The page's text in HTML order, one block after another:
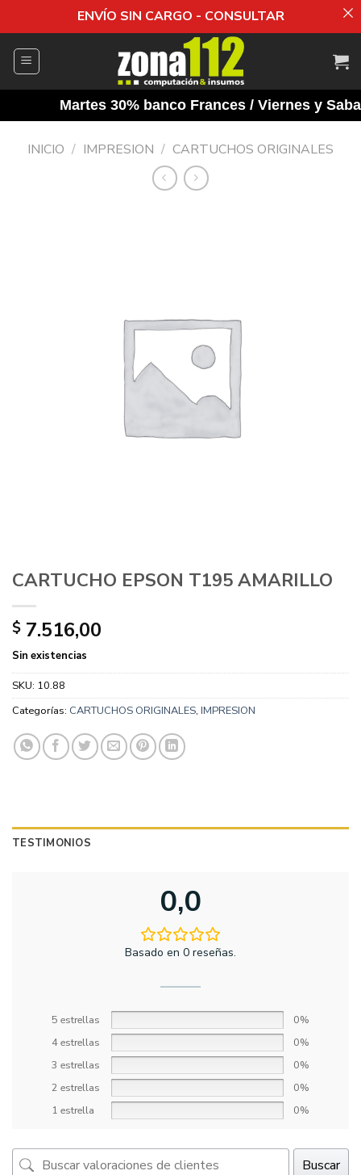
ENVÍO SIN CARGO - CONSULTAR
Martes 30% banco Frances / Viernes y
INICIO / IMPRESION / CARTUCHOS ORIGINALES
CARTUCHO EPSON T195 AMARILLO
$ 7.516,00
Sin existencias
SKU: 10.88
Categorías: CARTUCHOS ORIGINALES, IMPRESION
TESTIMONIOS
0,0
Basado en 0 reseñas.
5 estrellas
0%
4 estrellas
0%
3 estrellas
0%
2 estrellas
0%
1 estrella
0%
Buscar